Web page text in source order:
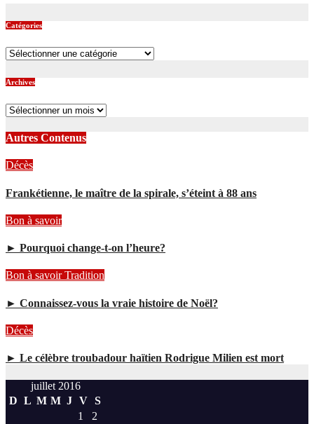
Catégories
Catégories
Archives
Archives
Autres Contenus
Décès
Frankétienne, le maître de la spirale, s’éteint à 88 ans
Bon à savoir
► Pourquoi change-t-on l’heure?
Bon à savoirTradition
► Connaissez-vous la vraie histoire de Noël?
Décès
► Le célèbre troubadour haïtien Rodrigue Milien est mort
juillet 2016
D L M M J V S
1
2